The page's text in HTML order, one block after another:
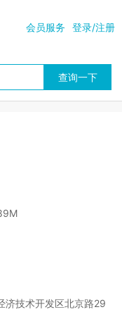
会员服务 登录/注册
济技术开发区北京路29